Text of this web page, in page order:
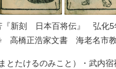
『新刻 日本百将伝』 弘化5
高橋正浩家文書 海老名市
とたけるのみこと）・武内宿